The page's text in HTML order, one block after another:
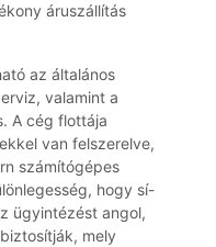
áruszállítás
az általános
valamint a
A cég flottája
van felszerelve,
számítógépes
hogy sí-
ügyintézést angol,
mely